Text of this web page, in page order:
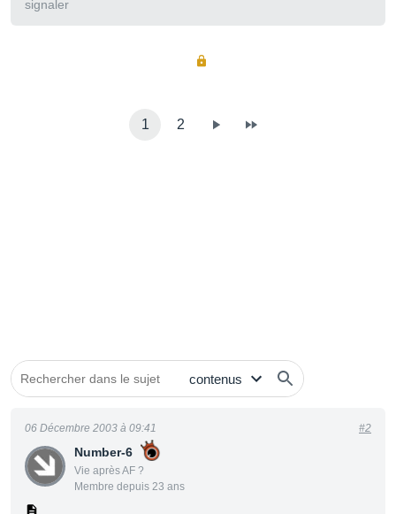
signaler
1 2
Number-6
Vie après AF ?
Membre depuis 23 ans
06 Décembre 2003 à 09:41 #2